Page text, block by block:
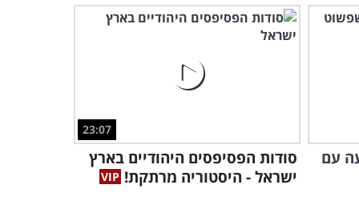
2:31
את כל מדינת ישראל!
דני קיי ולואי ארמסטרונג
בהופעה בלתי נשכחת
לא תאמינו איך בית החולים
שערי צדק נלחם בחיידקים!
עם
23:07
סודות הפסיפסים היהודיים בארץ
ישראל - היסטוריה מרתקת!